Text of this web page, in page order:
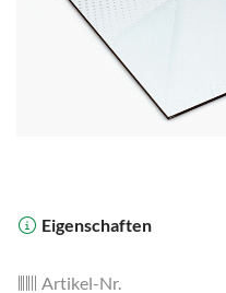
Eigenschaften
Artikel-Nr.